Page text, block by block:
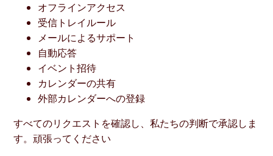
オフラインアクセス
受信トレイルール
メールによるサポート
自動応答
イベント招待
カレンダーの共有
外部カレンダーへの登録
すべてのリクエストを確認し、私たちの判断で承認しま
す。頑張ってください